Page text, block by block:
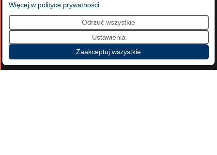
skontaktuj sięz
nami
Więcej w polityce prywatności(otwiera się w nowej karcie)
Odrzuć wszystkie
Ustawienia
Zaakceptuj wszystkie